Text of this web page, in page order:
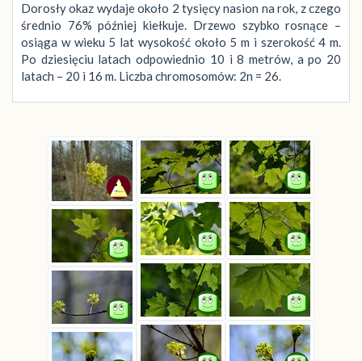
Dorosły okaz wydaje około 2 tysięcy nasion na rok, z czego
średnio 76% później kiełkuje. Drzewo szybko rosnące –
osiąga w wieku 5 lat wysokość około 5 m i szerokość 4 m.
Po dziesięciu latach odpowiednio 10 i 8 metrów, a po 20
latach – 20 i 16 m. Liczba chromosomów: 2n = 26.